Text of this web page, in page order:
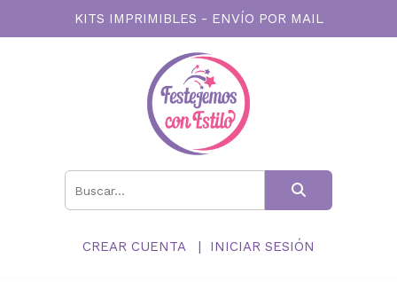
KITS IMPRIMIBLES - ENVÍO POR MAIL
CREAR CUENTA INICIAR SESIÓN